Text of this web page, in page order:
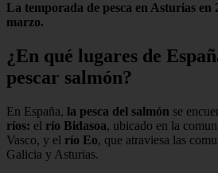
La temporada de pesca en Asturias en
marzo.
¿En qué lugares de
pescar salmón?
En España, la pesca del salmón se
ríos: el río Bidasoa, ubicado en la
Vasco, y el río Eo, que atraviesa las
Galicia y Asturias.